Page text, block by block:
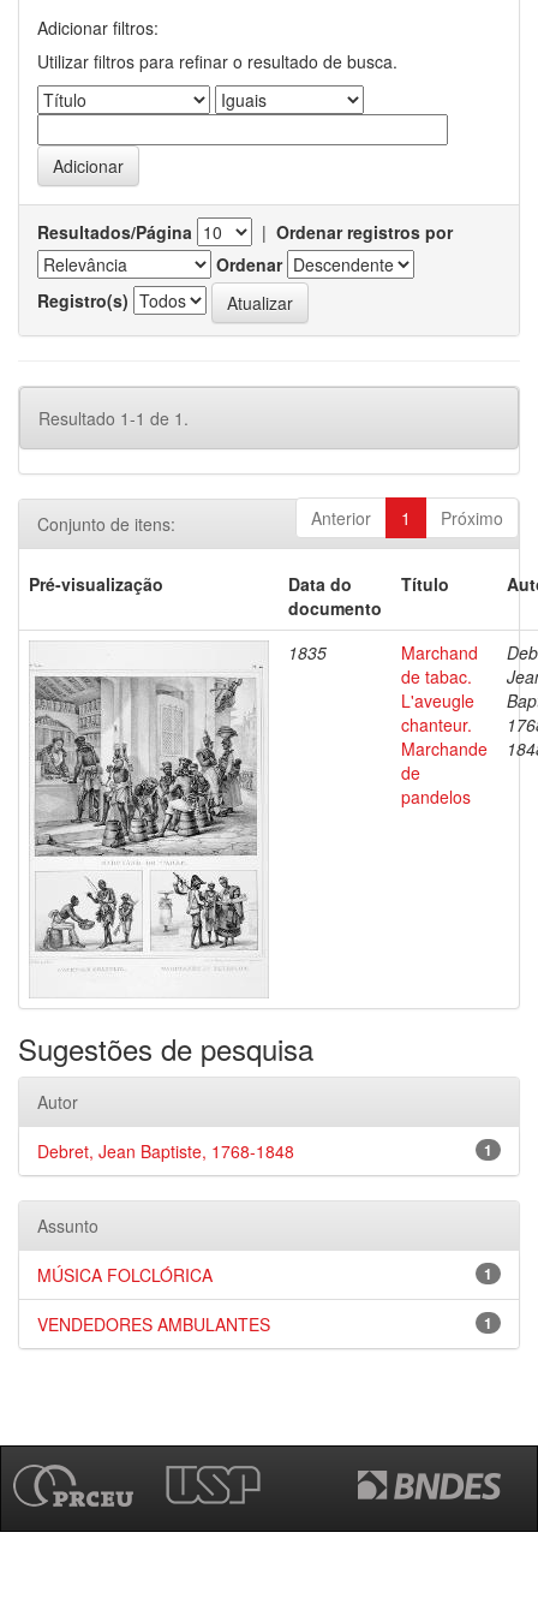
Adicionar filtros:
Utilizar filtros para refinar o resultado de busca.
Resultados/Página | Ordenar registros por
Ordenar
Registro(s)
Resultado 1-1 de 1.
Anterior 1 Próximo
Conjunto de itens:
Pré-visualização
Data do
documento
Título
1835
Marchand
de tabac.
L'aveugle
chanteur.
Marchande
de
pandelos
Sugestões de pesquisa
Autor
1
Debret, Jean Baptiste, 1768-1848
Assunto
1
MÚSICA FOLCLÓRICA
1
VENDEDORES AMBULANTES